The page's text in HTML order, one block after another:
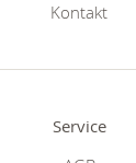
Kontakt
Service